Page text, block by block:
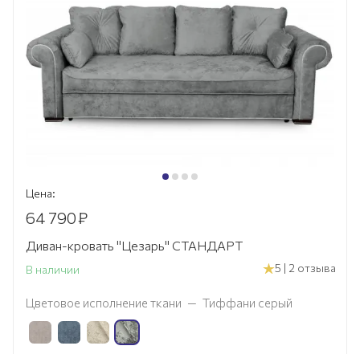
Цена:
64 790₽
Диван-кровать "Цезарь" СТАНДАРТ
В наличии 5 | 2 отзыва
Цветовое исполнение ткани — Тиффани серый